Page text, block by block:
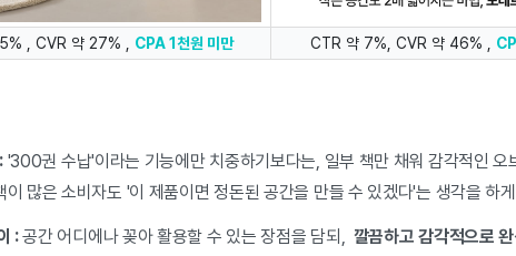
, CVR 약 27% , CPA 1천원 미만 CTR 약 7%, CVR 약 46% ,
'300권 수납'이라는 기능에만 치중하기보다는, 일부 책만 채워 감각적인
이 많은 소비자도 '이 제품이면 정돈된 공간을 만들 수 있겠다'는 생각을 하
:공간 어디에나 꽂아 활용할 수 있는 장점을 담되, 깔끔하고 감각적으로